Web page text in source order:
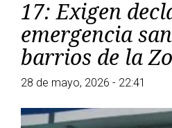
17: Exigen
emergencia
barrios de la
28 de mayo, 2026 - 22:41